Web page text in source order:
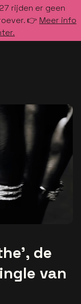
rijden er geen
👉 Meer info
de
van